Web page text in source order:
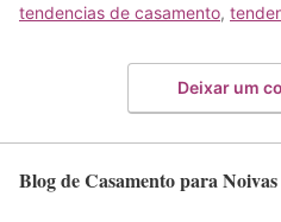
tendencias de casamento,
Deixar um
Blog de Casamento para